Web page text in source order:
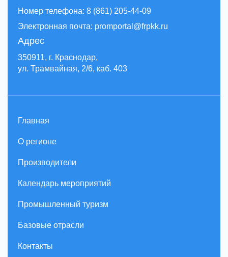
Номер телефона: 8 (861) 205-44-09
Электронная почта: promportal@frpkk.ru
Адрес
350911, г. Краснодар,
ул. Трамвайная, 2/6, каб. 403
Главная
О регионе
Производители
Календарь мероприятий
Промышленный туризм
Базовые отрасли
Контакты